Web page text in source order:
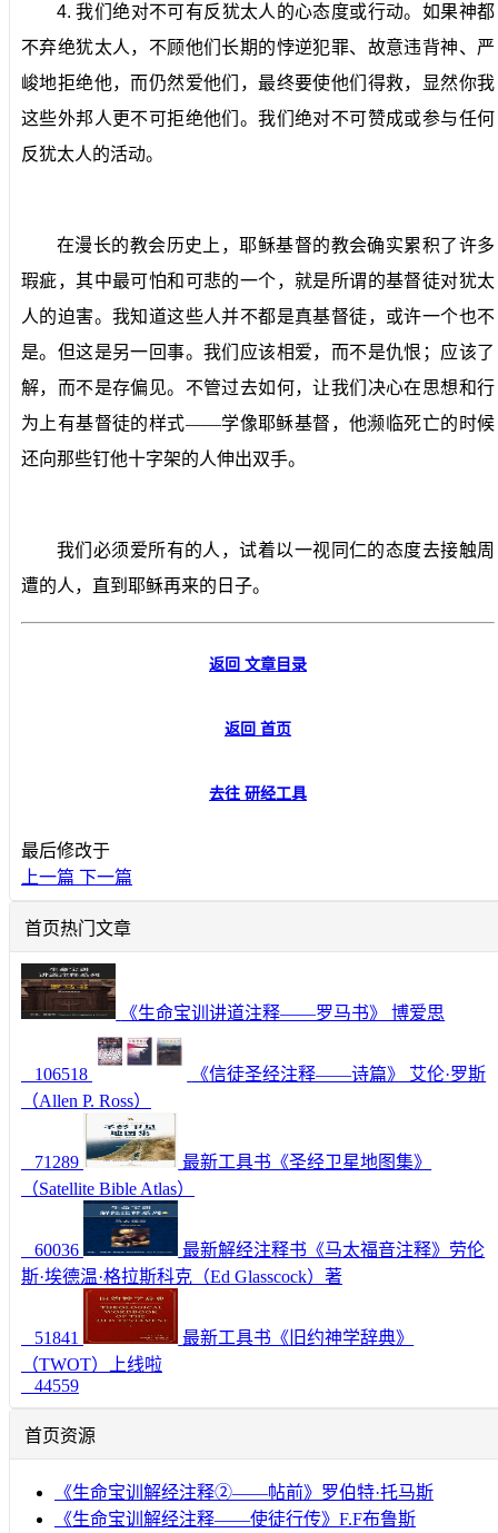
4.我们绝对不可有反犹太人的心态度或行动。 如果神都
不弃绝犹太人，不顾他们长期的悖逆犯罪、故意违背神、严
峻地拒绝他，而仍然爱他们，最终要使他们得救，显然你我
这些外邦人更不可拒绝他们。我们绝对不可赞成或参与任何
反犹太人的活动。
在漫长的教会历史上，耶稣基督的教会确实累积了许多
瑕疵，其中最可怕和可悲的一个，就是所谓的基督徒对犹太
人的迫害。我知道这些人并不都是真基督徒，或许一个也不
是。但这是另一回事。我们应该相爱，而不是仇恨；应该了
解，而不是存偏见。不管过去如何，让我们决心在思想和行
为上有基督徒的样式——学像耶稣基督，他濒临死亡的时候
还向那些钉他十字架的人伸出双手。
我们必须爱所有的人，试着以一视同仁的态度去接触周
遭的人，直到耶稣再来的日子。
返回 文章目录
返回 首页
去往 研经工具
最后修改于
上一篇 下一篇
首页热门文章
《生命宝训讲道注释——罗马书》 博爱思
106518
《信徒圣经注释——诗篇》 艾伦·罗斯
（Allen P. Ross）
71289
最新工具书《圣经卫星地图集》
（Satellite Bible Atlas）
60036
最新解经注释书《马太福音注释》劳伦
斯·埃德温·格拉斯科克（Ed Glasscock）著
51841
最新工具书《旧约神学辞典》
（TWOT）上线啦
44559
首页资源
《生命宝训解经注释②——帖前》罗伯特·托马斯
《生命宝训解经注释——使徒行传》F.F布鲁斯